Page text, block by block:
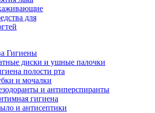
для
Гигиены
диски и ушные палочки
полости рта
и мочалки
и антиперспиранты
гигиена
и антисептики